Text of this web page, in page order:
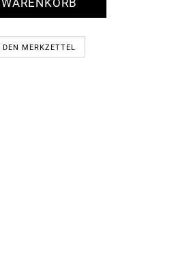
DEN MERKZETTEL